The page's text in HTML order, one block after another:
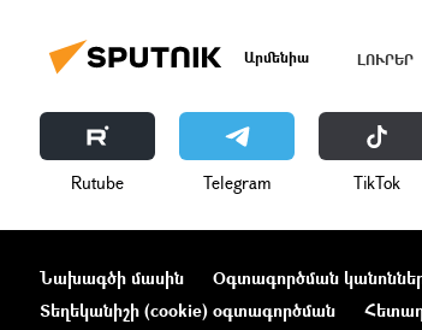
Արմենիա ԼՈՒՐԵՐ
Rutube Telegram ТikТоk
Նախագծի մասին Օգտագործման
Տեղեկանիշի (cookie) օգտագործման